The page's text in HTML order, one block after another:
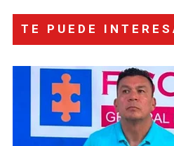
TE PUEDE